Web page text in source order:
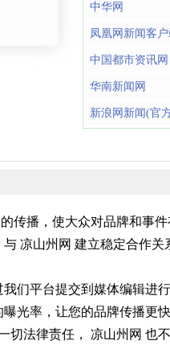
中华网
凤凰网新闻客
中国都市资讯网
华南新闻网
新浪网新闻(官
传播，使大众对品牌和事
凉山州网 建立稳定合作
们平台提交到媒体编辑进
光率，让您的品牌传播更快
切法律责任， 凉山州网 也